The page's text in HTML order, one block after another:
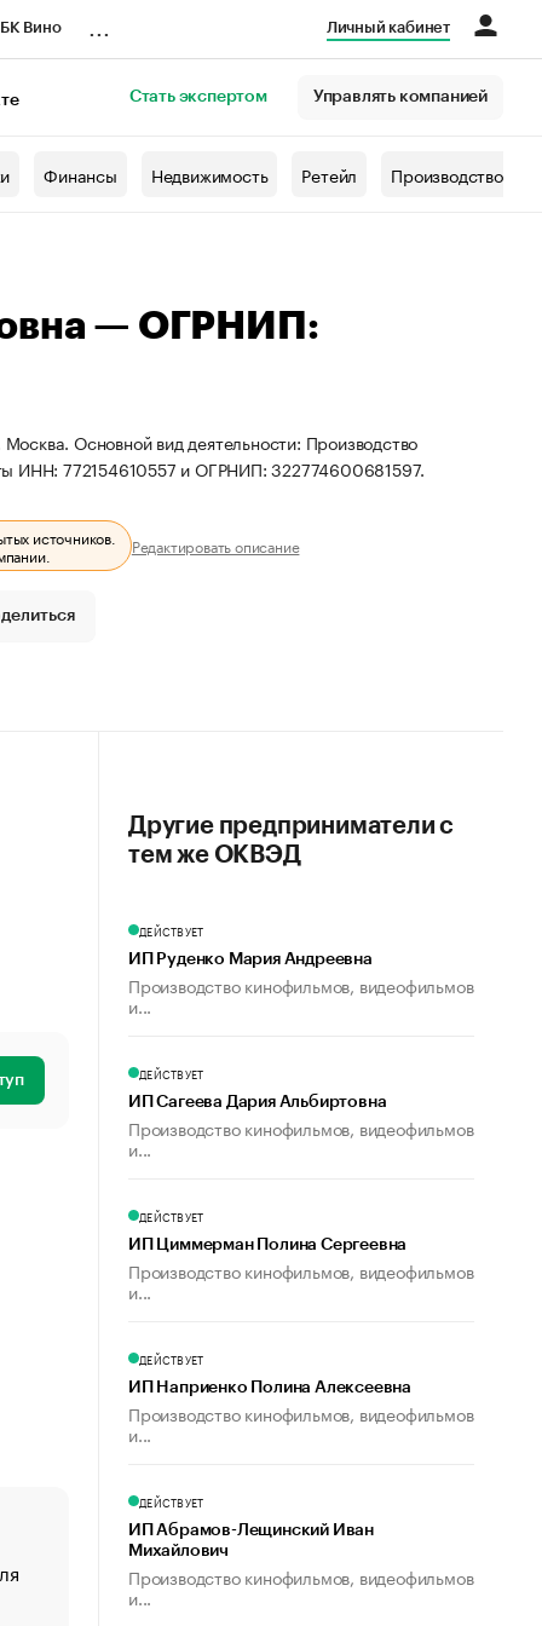
Вино Личный кабинет
Стать экспертом Управлять компанией
Финансы Недвижимость Ретейл Производство
— ОГРНИП:
Основной вид деятельности: Производство
ИНН: 772154610557 и ОГРНИП: 322774600681597.
источников.
Редактировать описание
«От спорта тело стареет иначе». Как живет глава
создавшей GTA
Другие предприниматели с
тем же ОКВЭД
ДЕЙСТВУЕТ
ИП Руденко Мария Андреевна
Производство кинофильмов, видеофильмов
и...
ДЕЙСТВУЕТ
ИП Сагеева Дария Альбиртовна
Производство кинофильмов, видеофильмов
и...
ДЕЙСТВУЕТ
ИП Циммерман Полина Сергеевна
Производство кинофильмов, видеофильмов
и...
ДЕЙСТВУЕТ
ИП Наприенко Полина Алексеевна
Производство кинофильмов, видеофильмов
и...
ДЕЙСТВУЕТ
ИП Абрамов-Лещинский Иван
Михайлович
Производство кинофильмов, видеофильмов
и...